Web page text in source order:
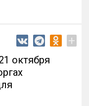
+
октября